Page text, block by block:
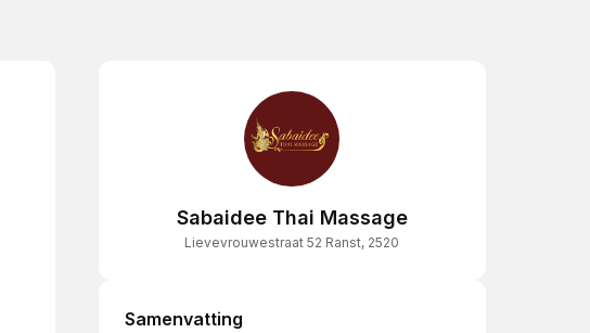
Sabaidee Thai Massage
Lievevrouwestraat 52 Ranst, 2520
Samenvatting